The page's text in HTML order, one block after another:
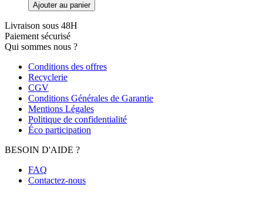
Ajouter au panier
Livraison sous 48H
Paiement sécurisé
Qui sommes nous ?
Conditions des offres
Recyclerie
CGV
Conditions Générales de Garantie
Mentions Légales
Politique de confidentialité
Éco participation
BESOIN D'AIDE ?
FAQ
Contactez-nous